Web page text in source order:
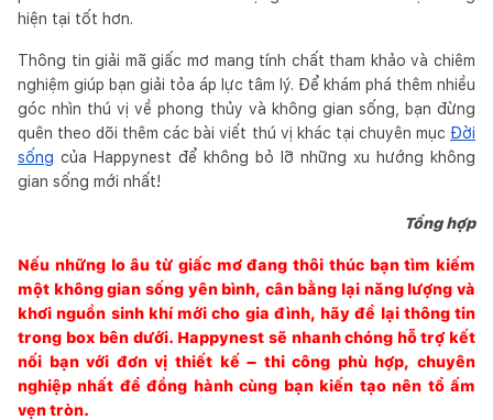
hiện tại tốt hơn.
Thông tin giải mã giấc mơ mang tính chất tham khảo và chiêm
nghiệm giúp bạn giải tỏa áp lực tâm lý. Để khám phá thêm nhiều
góc nhìn thú vị về phong thủy và không gian sống, bạn đừng
quên theo dõi thêm các bài viết thú vị khác tại chuyên mục Đời
sống của Happynest để không bỏ lỡ những xu hướng không
gian sống mới nhất!
Tổng hợp
Nếu những lo âu từ giấc mơ đang thôi thúc bạn tìm kiếm
một không gian sống yên bình, cân bằng lại năng lượng và
khơi nguồn sinh khí mới cho gia đình, hãy để lại thông tin
trong box bên dưới. Happynest sẽ nhanh chóng hỗ trợ kết
nối bạn với đơn vị thiết kế – thi công phù hợp, chuyên
nghiệp nhất để đồng hành cùng bạn kiến tạo nên tổ ấm
vẹn tròn.